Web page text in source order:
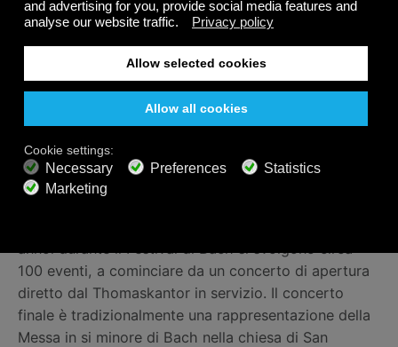
tiene ilToronto Bach Festival. Fondato nel 2016 da
John Abberger, il Festival promuove "la musica di
questo iconico compositore con esecuzioni
storicamente informate che coinvolgono il pubblico
(Festival di Bach di Lipsia). È un festival musicale che
si svolge ogni anno nella città di Lipsia, dove J. S.
100 eventi, a cominciare da un concerto di apertura
diretto dal Thomaskantor in servizio. Il concerto
finale è tradizionalmente una rappresentazione della
Messa in si minore di Bach nella chiesa di San